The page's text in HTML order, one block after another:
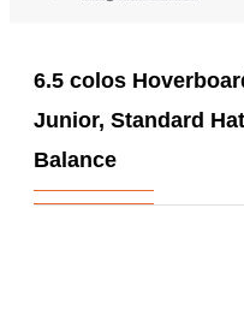
6.5 colos
Junior, Standard
Balance